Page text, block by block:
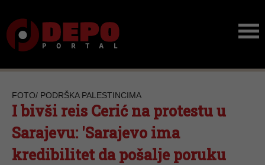
FOTO/ PODRŠKA PALESTINCIMA
I bivši reis Cerić na protestu u
Sarajevu: 'Sarajevo ima
kredibilitet da pošalje poruku